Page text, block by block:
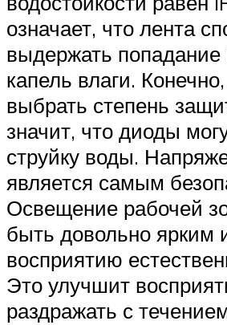
означает, что лента
выдержать попадание
капель влаги.
выбрать степень
значит, что диоды
струйку воды.
является самым
Освещение рабочей
быть довольно ярким
восприятию
Это улучшит
раздражать с